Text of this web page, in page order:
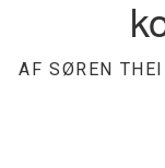
AF SØREN